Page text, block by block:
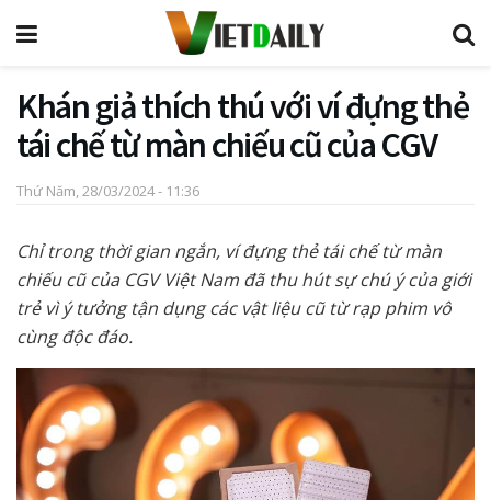
Khán giả thích thú với ví đựng thẻ
tái chế từ màn chiếu cũ của CGV
Thứ Năm, 28/03/2024 - 11:36
Chỉ trong thời gian ngắn, ví đựng thẻ tái chế từ màn
chiếu cũ của CGV Việt Nam đã thu hút sự chú ý của giới
trẻ vì ý tưởng tận dụng các vật liệu cũ từ rạp phim vô
cùng độc đáo.